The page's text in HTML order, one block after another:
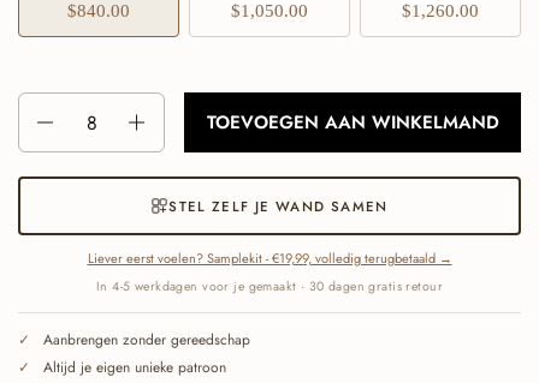
$840.00 $1,050.00 $1,260.00
Aantal
TOEVOEGEN AAN WINKELMAND
STEL ZELF JE WAND SAMEN
Liever eerst voelen? Samplekit - €19,99, volledig terugbetaald →
In 4-5 werkdagen voor je gemaakt · 30 dagen gratis retour
Aanbrengen zonder gereedschap
Altijd je eigen unieke patroon